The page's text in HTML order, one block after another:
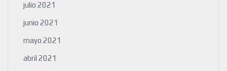
julio 2021
junio 2021
mayo 2021
abril 2021